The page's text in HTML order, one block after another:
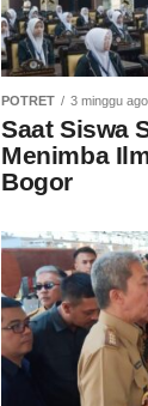
POTRET 3 minggu ago
Saat Siswa
Menimba
Bogor